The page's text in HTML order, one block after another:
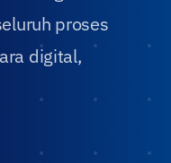
proses
digital,